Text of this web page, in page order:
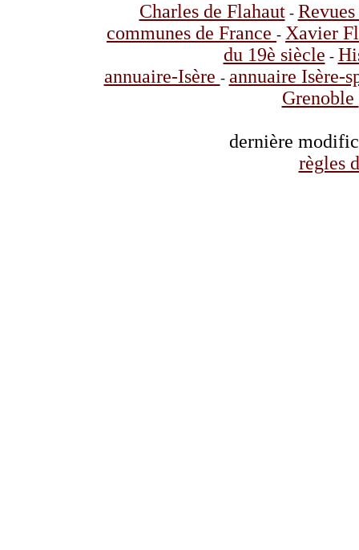
Charles de Flahaut-
communes de France - Xavier
du 19è siècle -
annuaire-Isère - annuaire Isère-
Grenoble
dernière
règles